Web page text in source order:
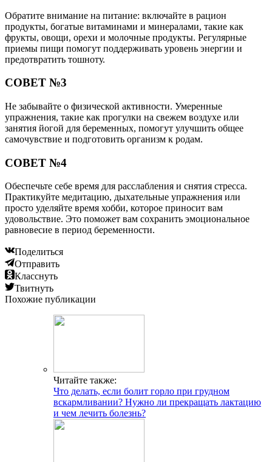
Обратите внимание на питание: включайте в рацион
продукты, богатые витаминами и минералами, такие как
фрукты, овощи, орехи и молочные продукты. Регулярные
приемы пищи помогут поддерживать уровень энергии и
предотвратить тошноту.
СОВЕТ №3
Не забывайте о физической активности. Умеренные
упражнения, такие как прогулки на свежем воздухе или
занятия йогой для беременных, помогут улучшить общее
самочувствие и подготовить организм к родам.
СОВЕТ №4
Обеспечьте себе время для расслабления и снятия стресса.
Практикуйте медитацию, дыхательные упражнения или
просто уделяйте время хобби, которое приносит вам
удовольствие. Это поможет вам сохранить эмоциональное
равновесие в период беременности.
Поделиться
Отправить
Класснуть
Твитнуть
Похожие публикации
Читайте также:
Что делать, если болит горло при грудном
вскармливании? Нужно ли прекращать лактацию
и чем лечить болезнь?